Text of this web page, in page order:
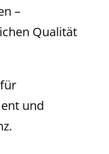
–
Qualität
und